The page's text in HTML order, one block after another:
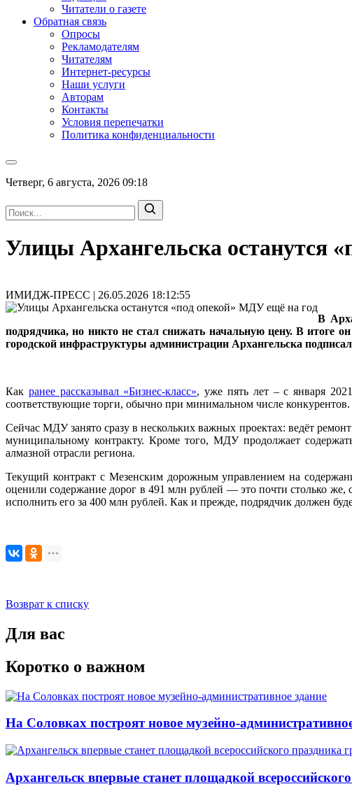
Читатели о газете
Обратная связь
Опросы
Рекламодателям
Читателям
Интернет-ресурсы
Наши услуги
Авторам
Контакты
Условия перепечатки
Политика конфиденциальности
Четверг, 6 августа, 2026 09:18
Улицы Архангельска останутся
ИМИДЖ-ПРЕСС | 26.05.2026 18:12:55
В
подрядчика, но никто не стал снижать начальную цену. В итоге
городской инфраструктуры администрации Архангельска
Как ранее рассказывал «Бизнес-класс», уже пять лет – с января
соответствующие торги, обычно при минимальном числе конкурентов.
Сейчас МДУ занято сразу в нескольких важных проектах: ведёт
муниципальному контракту. Кроме того, МДУ продолжает
алмазной отрасли региона.
Текущий контракт с Мезенским дорожным управлением на
оценили содержание дорог в 491 млн рублей — это почти столько
исполнить его за 400 млн рублей. Как и прежде, подрядчик должен
Возврат к списку
Для вас
Коротко о важном
На Соловках построят новое музейно-
Архангельск впервые станет площадкой